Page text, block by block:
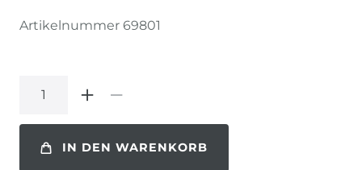
Artikelnummer 69801
IN DEN WARENKORB